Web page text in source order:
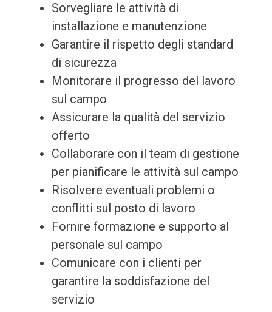
Sorvegliare le attività di
installazione e manutenzione
Garantire il rispetto degli standard
di sicurezza
Monitorare il progresso del lavoro
sul campo
Assicurare la qualità del servizio
offerto
Collaborare con il team di gestione
per pianificare le attività sul campo
Risolvere eventuali problemi o
conflitti sul posto di lavoro
Fornire formazione e supporto al
personale sul campo
Comunicare con i clienti per
garantire la soddisfazione del
servizio